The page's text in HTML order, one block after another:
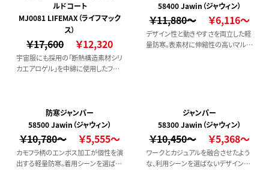
ルドコート
MJ0081 LIFEMAX（ライフマック
ス）
￥17,600 ￥12,320
宇宙服にも採用の「断熱構造素材シリ
カエアロゲル」を中綿に使用したフィ
な次世代アウター。
58400 Jawin（ジャウィン）
￥11,880～ ￥6,116～
デザイン性と動きやすさを両立した軽
量防寒。表素材に伸縮性の高いマルチ
防寒ジャンパー
58500 Jawin（ジャウィン）
￥10,780～ ￥5,555～
カモフラ柄のエンボス加工が個性を演
出する軽量防寒。着用シーンを選ば
ジャンパー
58300 Jawin（ジャウィン）
￥10,450～ ￥5,368～
ワークとカジュアルを融合させたよう
な、利用シーンを選ばないデザインが